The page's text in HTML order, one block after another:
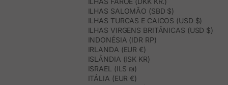
ILHAS SALOMÃO (SBD $)
ILHAS TURCAS E CAICOS (USD $)
ILHAS VIRGENS BRITÂNICAS (USD $)
INDONÉSIA (IDR RP)
IRLANDA (EUR €)
ISLÂNDIA (ISK KR)
ISRAEL (ILS ₪)
ITÁLIA (EUR €)